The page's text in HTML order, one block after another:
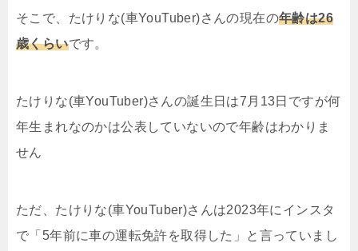
そこで、たけりな(車YouTuber)さんの現在の年齢は26
歳くらいです。
たけりな(車YouTuber)さんの誕生日は7月13日ですが何
年生まれなのかは公表していないので年齢はわかりま
せん
ただ、たけりな(車YouTuber)さんは2023年にインスタ
で「5年前に車の運転免許を取得した」と言っていまし